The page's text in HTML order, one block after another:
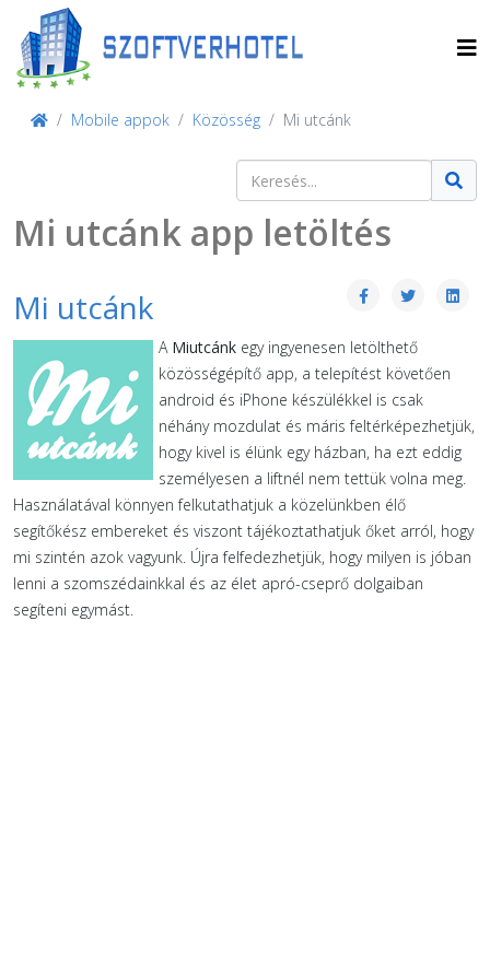
Mobile appok Közösség Mi utcánk
Keresés
Mi utcánk app letöltés
Mi utcánk
A Miutcánk egy ingyenesen letölthető
közösségépítő app, a telepítést követően
android és iPhone készülékkel is csak
néhány mozdulat és máris feltérképezhetjük,
hogy kivel is élünk egy házban, ha ezt eddig
személyesen a liftnél nem tettük volna meg.
Használatával könnyen felkutathatjuk a közelünkben élő
segítőkész embereket és viszont tájékoztathatjuk őket arról, hogy
mi szintén azok vagyunk. Újra felfedezhetjük, hogy milyen is jóban
lenni a szomszédainkkal és az élet apró-cseprő dolgaiban
segíteni egymást.